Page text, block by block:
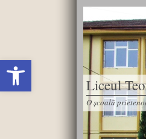
Deschide bara de unelte
Liceul
O școală